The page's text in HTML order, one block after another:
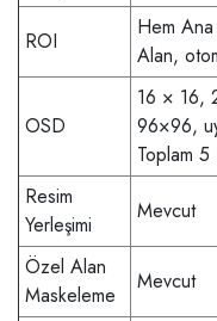
ROI
Hem
Alan,
OSD
16 × 16,
96×96,
Toplam
Resim
Yerleşimi
Mevcut
Özel Alan
Maskeleme
Mevcut